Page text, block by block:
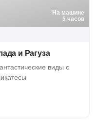
На машине
5 часов
и Рагуза
виды с